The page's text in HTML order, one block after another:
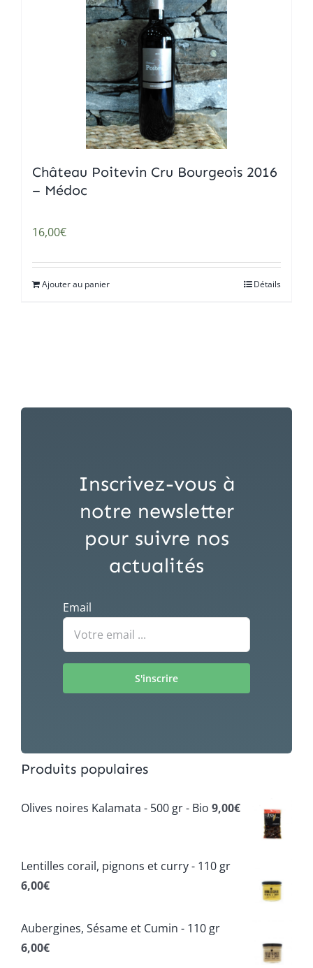
Château Poitevin Cru Bourgeois 2016
– Médoc
16,00€
Ajouter au panier Détails
Inscrivez-vous à
notre newsletter
pour suivre nos
actualités
Email
Produits populaires
Olives noires Kalamata - 500 gr - Bio 9,00€
Lentilles corail, pignons et curry - 110 gr
6,00€
Aubergines, Sésame et Cumin - 110 gr
6,00€